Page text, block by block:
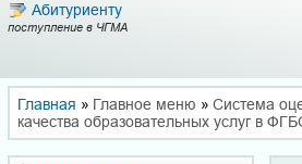
Абитуриенту
поступление в ЧГМА
Главная » Главное меню » Система
качества образовательных услуг в